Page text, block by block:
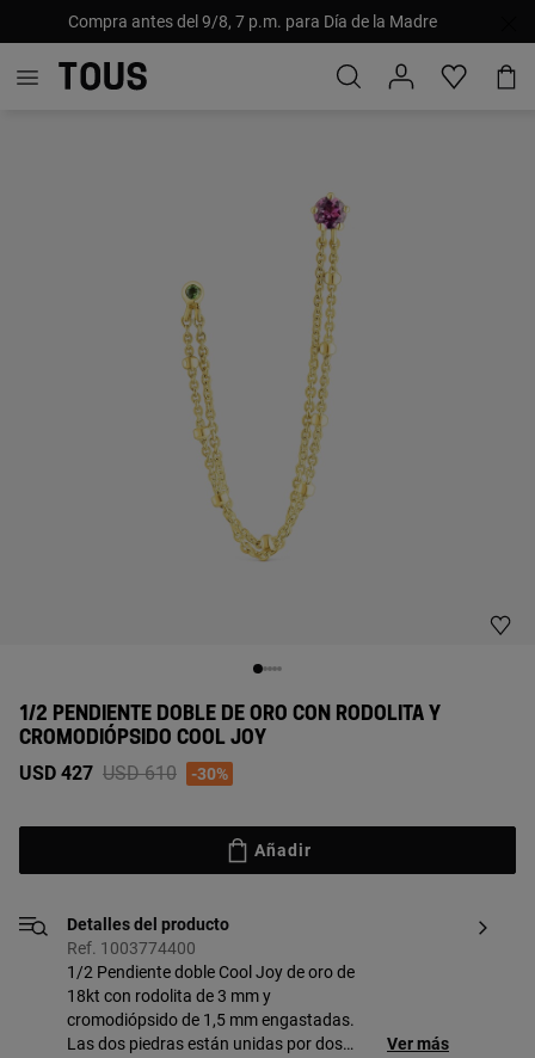
Compra antes del 9/8, 7 p.m. para Día de la Madre
1/2 PENDIENTE DOBLE DE ORO CON RODOLITA Y
CROMODIÓPSIDO COOL JOY
USD 427 Price reduced from
USD 610to-30%
Añadir
Detalles del producto
Ref. 1003774400
1/2 Pendiente doble Cool Joy de oro de
18kt con rodolita de 3 mm y
cromodiópsido de 1,5 mm engastadas.
Las dos piedras están unidas por dos
Ver más